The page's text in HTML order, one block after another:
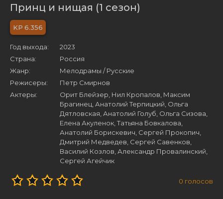
Принц и нищая (1 сезон)
6.356
Год выхода:
2023
Страна:
Россия
Жанр:
Мелодрамы / Русские
Режисеры:
Петр Смирнов
Актеры:
Орит Блейзер, Нил Кропалов, Максим
Брагинец, Анатолий Терпицкий, Ольга
Дятловская, Анатолий Голуб, Ольга Сизова,
Елена Акуленок, Татьяна Бовкалова,
Анатолий Борискевич, Сергей Прокопич,
Дмитрий Медведев, Сергей Савенков,
Василий Козлов, Александр Провалинский,
Сергей Агейчик
0 голосов